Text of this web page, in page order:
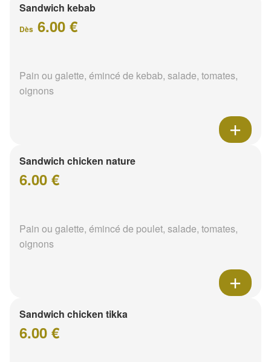
Sandwich kebab
Dès 6.00 €
Pain ou galette, émincé de kebab, salade, tomates,
oignons
Sandwich chicken nature
6.00 €
Pain ou galette, émincé de poulet, salade, tomates,
oignons
Sandwich chicken tikka
6.00 €